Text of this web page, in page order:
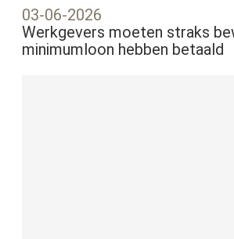
03-06-2026
Werkgevers moeten straks
minimumloon hebben betaald